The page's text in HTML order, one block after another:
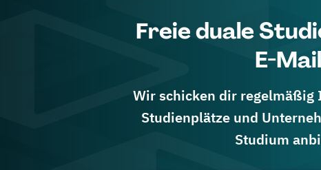
Freie duale
E-
Wir schicken dir regelmäßig
Studienplätze und
Studium